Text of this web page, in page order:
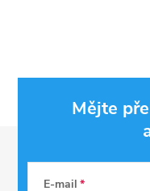
Mějte
E-mail